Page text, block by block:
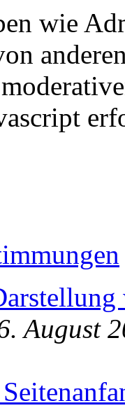
wie
August